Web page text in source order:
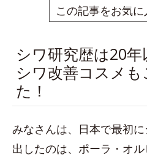
この記事をお気
シワ研究歴は20
シワ改善コスメ
た！
みなさんは、日本で最初
出したのは、ポーラ・オ